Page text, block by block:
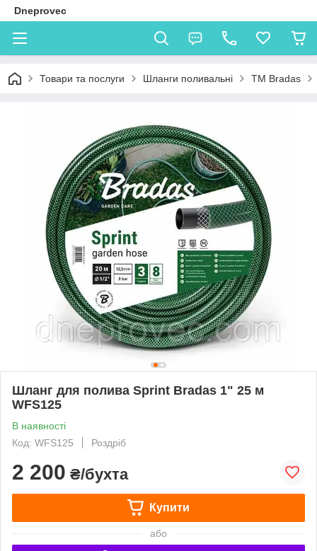
Dneprovec
Товари та послуги Шланги поливальні TM Bradas
Шланг для полива Sprint Bradas 1" 25 м
WFS125
В наявності
Код: WFS125
Роздріб
2 200 ₴/бухта
Купити
або